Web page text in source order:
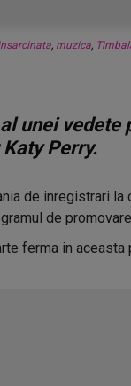
, muzica,
unei vedete
Perry.
de inregistrari la
de
ferma in aceasta